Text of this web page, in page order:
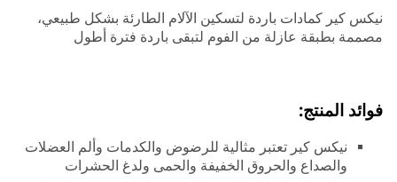
نيكس كير كمادات باردة لتسكين الآلام الطارئة بشكل طبيعي،
مصممة بطبقة عازلة من الفوم لتبقى باردة فترة أطول
فوائد المنتج:
نيكس كير تعتبر مثالية للرضوض والكدمات وألم العضلات
والصداع والحروق الخفيفة والحمى ولدغ الحشرات